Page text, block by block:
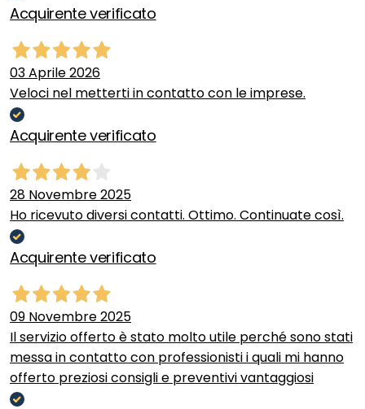
Acquirente verificato
03 Aprile 2026
Veloci nel metterti in contatto con le imprese.
Acquirente verificato
28 Novembre 2025
Ho ricevuto diversi contatti. Ottimo. Continuate così.
Acquirente verificato
09 Novembre 2025
Il servizio offerto è stato molto utile perché sono stati
messa in contatto con professionisti i quali mi hanno
offerto preziosi consigli e preventivi vantaggiosi